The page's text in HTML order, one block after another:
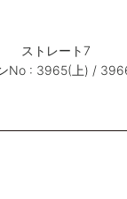
ストレート7
No : 3965(上) /